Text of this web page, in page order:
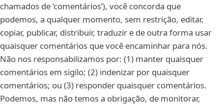
chamados de ‘comentários’), você concorda que
podemos, a qualquer momento, sem restrição, editar,
copiar, publicar, distribuir, traduzir e de outra forma usar
quaisquer comentários que você encaminhar para nós.
Não nos responsabilizamos por: (1) manter quaisquer
comentários em sigilo; (2) indenizar por quaisquer
comentários; ou (3) responder quaisquer comentários.
Podemos, mas não temos a obrigação, de monitorar,